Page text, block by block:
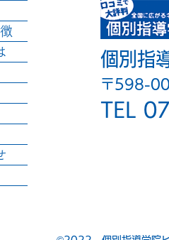
個別指
〒598-
TEL